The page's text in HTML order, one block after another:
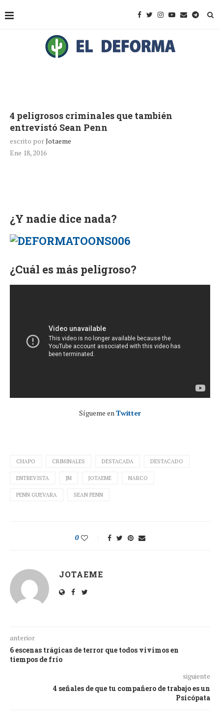
4 peligrosos criminales que también
entrevistó Sean Penn
escrito porJotaeme
Ene 18, 2016
¿Y nadie dice nada?
¿Cuál es más peligroso?
Sígueme en Twitter
CHAPO CRIMINALES DESTACADA DESTACADO
ENTREVISTA JM JOTAEME NARCO
PENN GUEVARA SEAN PENN
0
JOTAEME
anterior
6 escenas trágicas de terror que todos vivimos en
tiempos de frío
siguiente
4 señales de que tu compañero de trabajo es un
Psicópata